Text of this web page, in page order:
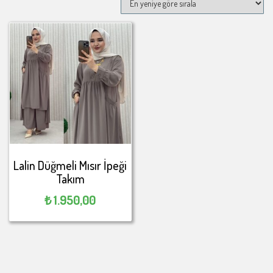
Lalin Düğmeli Mısır İpeği
Takım
₺1.950,00